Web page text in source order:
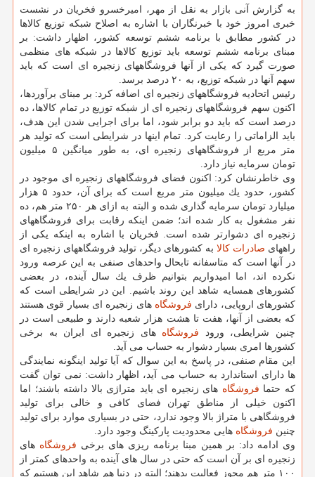
به گزارش آنی بازار به نقل از مهر، امیرخسرو فخریان در نشست
خبری امروز خود با خبرنگاران با اشاره به اصلاح شبكه توزیع كالاها
در كشور مطابق با برنامه ششم توسعه كشور، اظهار داشت: بر
مبنای برنامه ششم توسعه باید توزیع كالاها در شبكه های منظمی
صورت گیرد كه یكی از آنها فروشگاههای زنجیره ای است كه باید
سهم آنها در شبكه توزیع، به ۲۰ درصد برسد.
رئیس اتحادیه فروشگاههای زنجیره ای اضافه كرد: بر مبنای برآوردها،
اكنون سهم فروشگاههای زنجیره ای از شبكه توزیع در تمام كالاها، ده
درصد است كه باید دو برابر شود، اما برای اجرایی شدن این هدف،
باید الزاماتی را رعایت كرد. تمام اینها در شرایطی است كه تولید هر
متر مربع از فروشگاههای زنجیره ای، به طور میانگین ۵ میلیون
تومان سرمایه نیاز دارد.
وی خاطرنشان كرد: اكنون فضای فروشگاههای زنجیره ای موجود در
كشور، حدود یك میلیون متر مربع است كه برای آن، حدود ۵ هزار
میلیارد تومان سرمایه گذاری شده و البته به ازای هر ۲۵۰ متر هم، ده
نفر مشغول به كار شده اند؛ ضمن اینكه رقابت برای فروشگاههای
زنجیره ای دشوارتر شده است. فخریان با اشاره به اینكه یكی از
راههای صادرات كالا به كشورهای دیگر، تولید فروشگاههای زنجیره ای
در آنها است كه متاسفانه تابحال واحدهای صنفی به این عرصه ورود
نكرده اند، اما امیدواریم بتوانیم ظرف یك سال آینده، در بعضی
كشورهای همسایه شاهد این روند باشیم. این در شرایطی است كه
كشورهای اروپایی، دارای فروشگاه های زنجیره ای بسیار قوی هستند
كه بعضی از آنها، هفت تا هشت هزار شعبه دارند و طبیعی است در
چنین شرایطی، ورود فروشگاه های زنجیره ای ایران به برخی
كشورها امری بسیار دشوار به حساب می آید.
این مقام صنفی، در پاسخ به این سوال كه آیا تولید اینگونه نمایندگی
ها دارای استاندارد به حساب می آید، اظهار داشت: نمی توان گفت
كه حتما فروشگاه های زنجیره ای باید متراژی بالا داشته باشند؛ اما
اكنون خیلی از مناطق تهران فضای كافی و خالی برای تولید
فروشگاهی با متراژ بالا وجود ندارد، حتی در بسیاری موارد برای تولید
چنین فروشگاه هایی محدودیت پاركینگ وجود دارد.
وی ادامه داد: بر همین مبنا برنامه ریزی های برخی فروشگاه های
زنجیره ای بر آن است كه حتی در سال های آینده به واحدهای كمتر از
۱۰۰ متر هم مجوز فعالیت بدهند؛ البته در دنیا هم شاهد این هستیم كه